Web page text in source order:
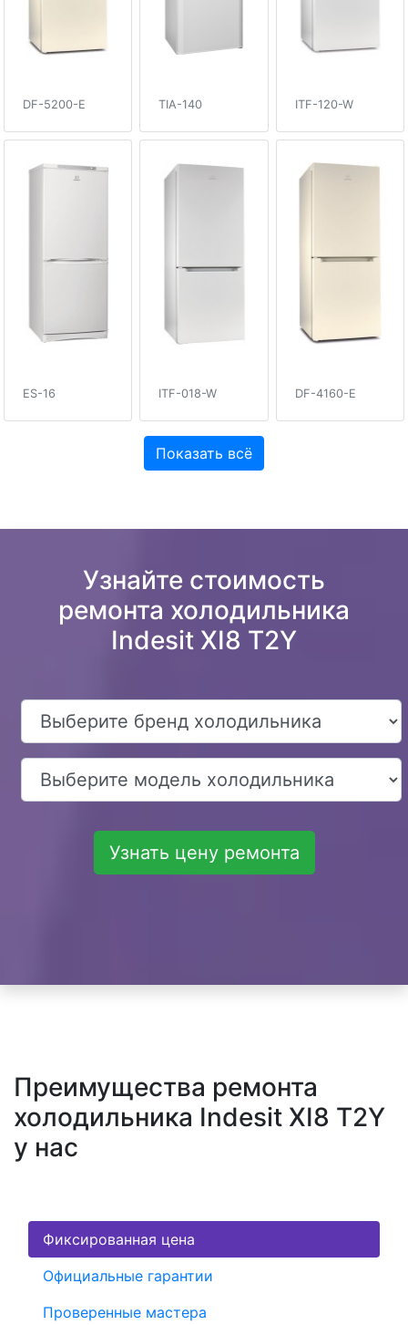
DF-5200-E TIA-140 ITF-120-W
ES-16 ITF-018-W DF-4160-E
Показать всё
Узнайте стоимость
ремонта холодильника
Indesit XI8 T2Y
Узнать цену ремонта
Преимущества ремонта
холодильника Indesit XI8 T2Y
у нас
Фиксированная цена
Официальные гарантии
Проверенные мастера